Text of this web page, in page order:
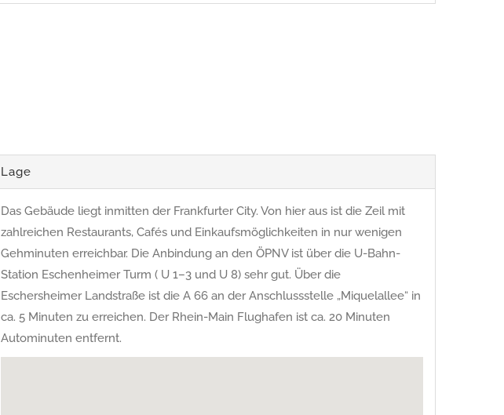
Lage
Das Gebäude liegt inmitten der Frankfurter City. Von hier aus ist die Zeil mit
zahlreichen Restaurants, Cafés und Einkaufsmöglichkeiten in nur wenigen
Gehminuten erreichbar. Die Anbindung an den ÖPNV ist über die U-Bahn-
Station Eschenheimer Turm ( U 1–3 und U 8) sehr gut. Über die
Eschersheimer Landstraße ist die A 66 an der Anschlussstelle „Miquelallee“ in
ca. 5 Minuten zu erreichen. Der Rhein-Main Flughafen ist ca. 20 Minuten
Autominuten entfernt.